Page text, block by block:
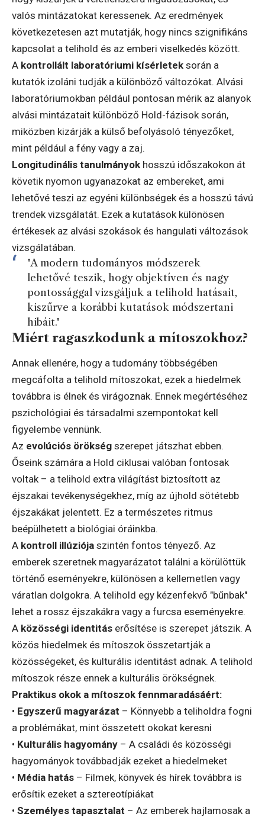
valós mintázatokat keressenek. Az eredmények
következetesen azt mutatják, hogy nincs szignifikáns
kapcsolat a telihold és az emberi viselkedés között.
A kontrollált laboratóriumi kísérletek során a
kutatók izoláni tudják a különböző változókat. Alvási
laboratóriumokban például pontosan mérik az alanyok
alvási mintázatait különböző Hold-fázisok során,
miközben kizárják a külső befolyásoló tényezőket,
mint például a fény vagy a zaj.
Longitudinális tanulmányok hosszú időszakokon át
követik nyomon ugyanazokat az embereket, ami
lehetővé teszi az egyéni különbségek és a hosszú távú
trendek vizsgálatát. Ezek a kutatások különösen
értékesek az alvási szokások és hangulati változások
vizsgálatában.
"A modern tudományos módszerek
lehetővé teszik, hogy objektíven és nagy
pontossággal vizsgáljuk a telihold hatásait,
kiszűrve a korábbi kutatások módszertani
hibáit."
Miért ragaszkodunk a mítoszokhoz?
Annak ellenére, hogy a tudomány többségében
megcáfolta a telihold mítoszokat, ezek a hiedelmek
továbbra is élnek és virágoznak. Ennek megértéséhez
pszichológiai és társadalmi szempontokat kell
figyelembe vennünk.
Az evolúciós örökség szerepet játszhat ebben.
Őseink számára a Hold ciklusai valóban fontosak
voltak – a telihold extra világítást biztosított az
éjszakai tevékenységekhez, míg az újhold sötétebb
éjszakákat jelentett. Ez a természetes ritmus
beépülhetett a biológiai óráinkba.
A kontroll illúziója szintén fontos tényező. Az
emberek szeretnek magyarázatot találni a körülöttük
történő eseményekre, különösen a kellemetlen vagy
váratlan dolgokra. A telihold egy kézenfekvő "bűnbak"
lehet a rossz éjszakákra vagy a furcsa eseményekre.
A közösségi identitás erősítése is szerepet játszik. A
közös hiedelmek és mítoszok összetartják a
közösségeket, és kulturális identitást adnak. A telihold
mítoszok része ennek a kulturális örökségnek.
Praktikus okok a mítoszok fennmaradásáért:
• Egyszerű magyarázat – Könnyebb a teliholdra fogni
a problémákat, mint összetett okokat keresni
• Kulturális hagyomány – A családi és közösségi
hagyományok továbbadják ezeket a hiedelmeket
• Média hatás – Filmek, könyvek és hírek továbbra is
erősítik ezeket a sztereotípiákat
• Személyes tapasztalat – Az emberek hajlamosak a